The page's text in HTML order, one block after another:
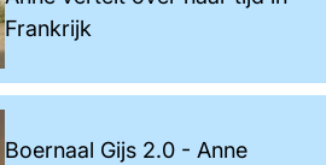
Frankrijk
Boernaal Gijs 2.0 - Anne